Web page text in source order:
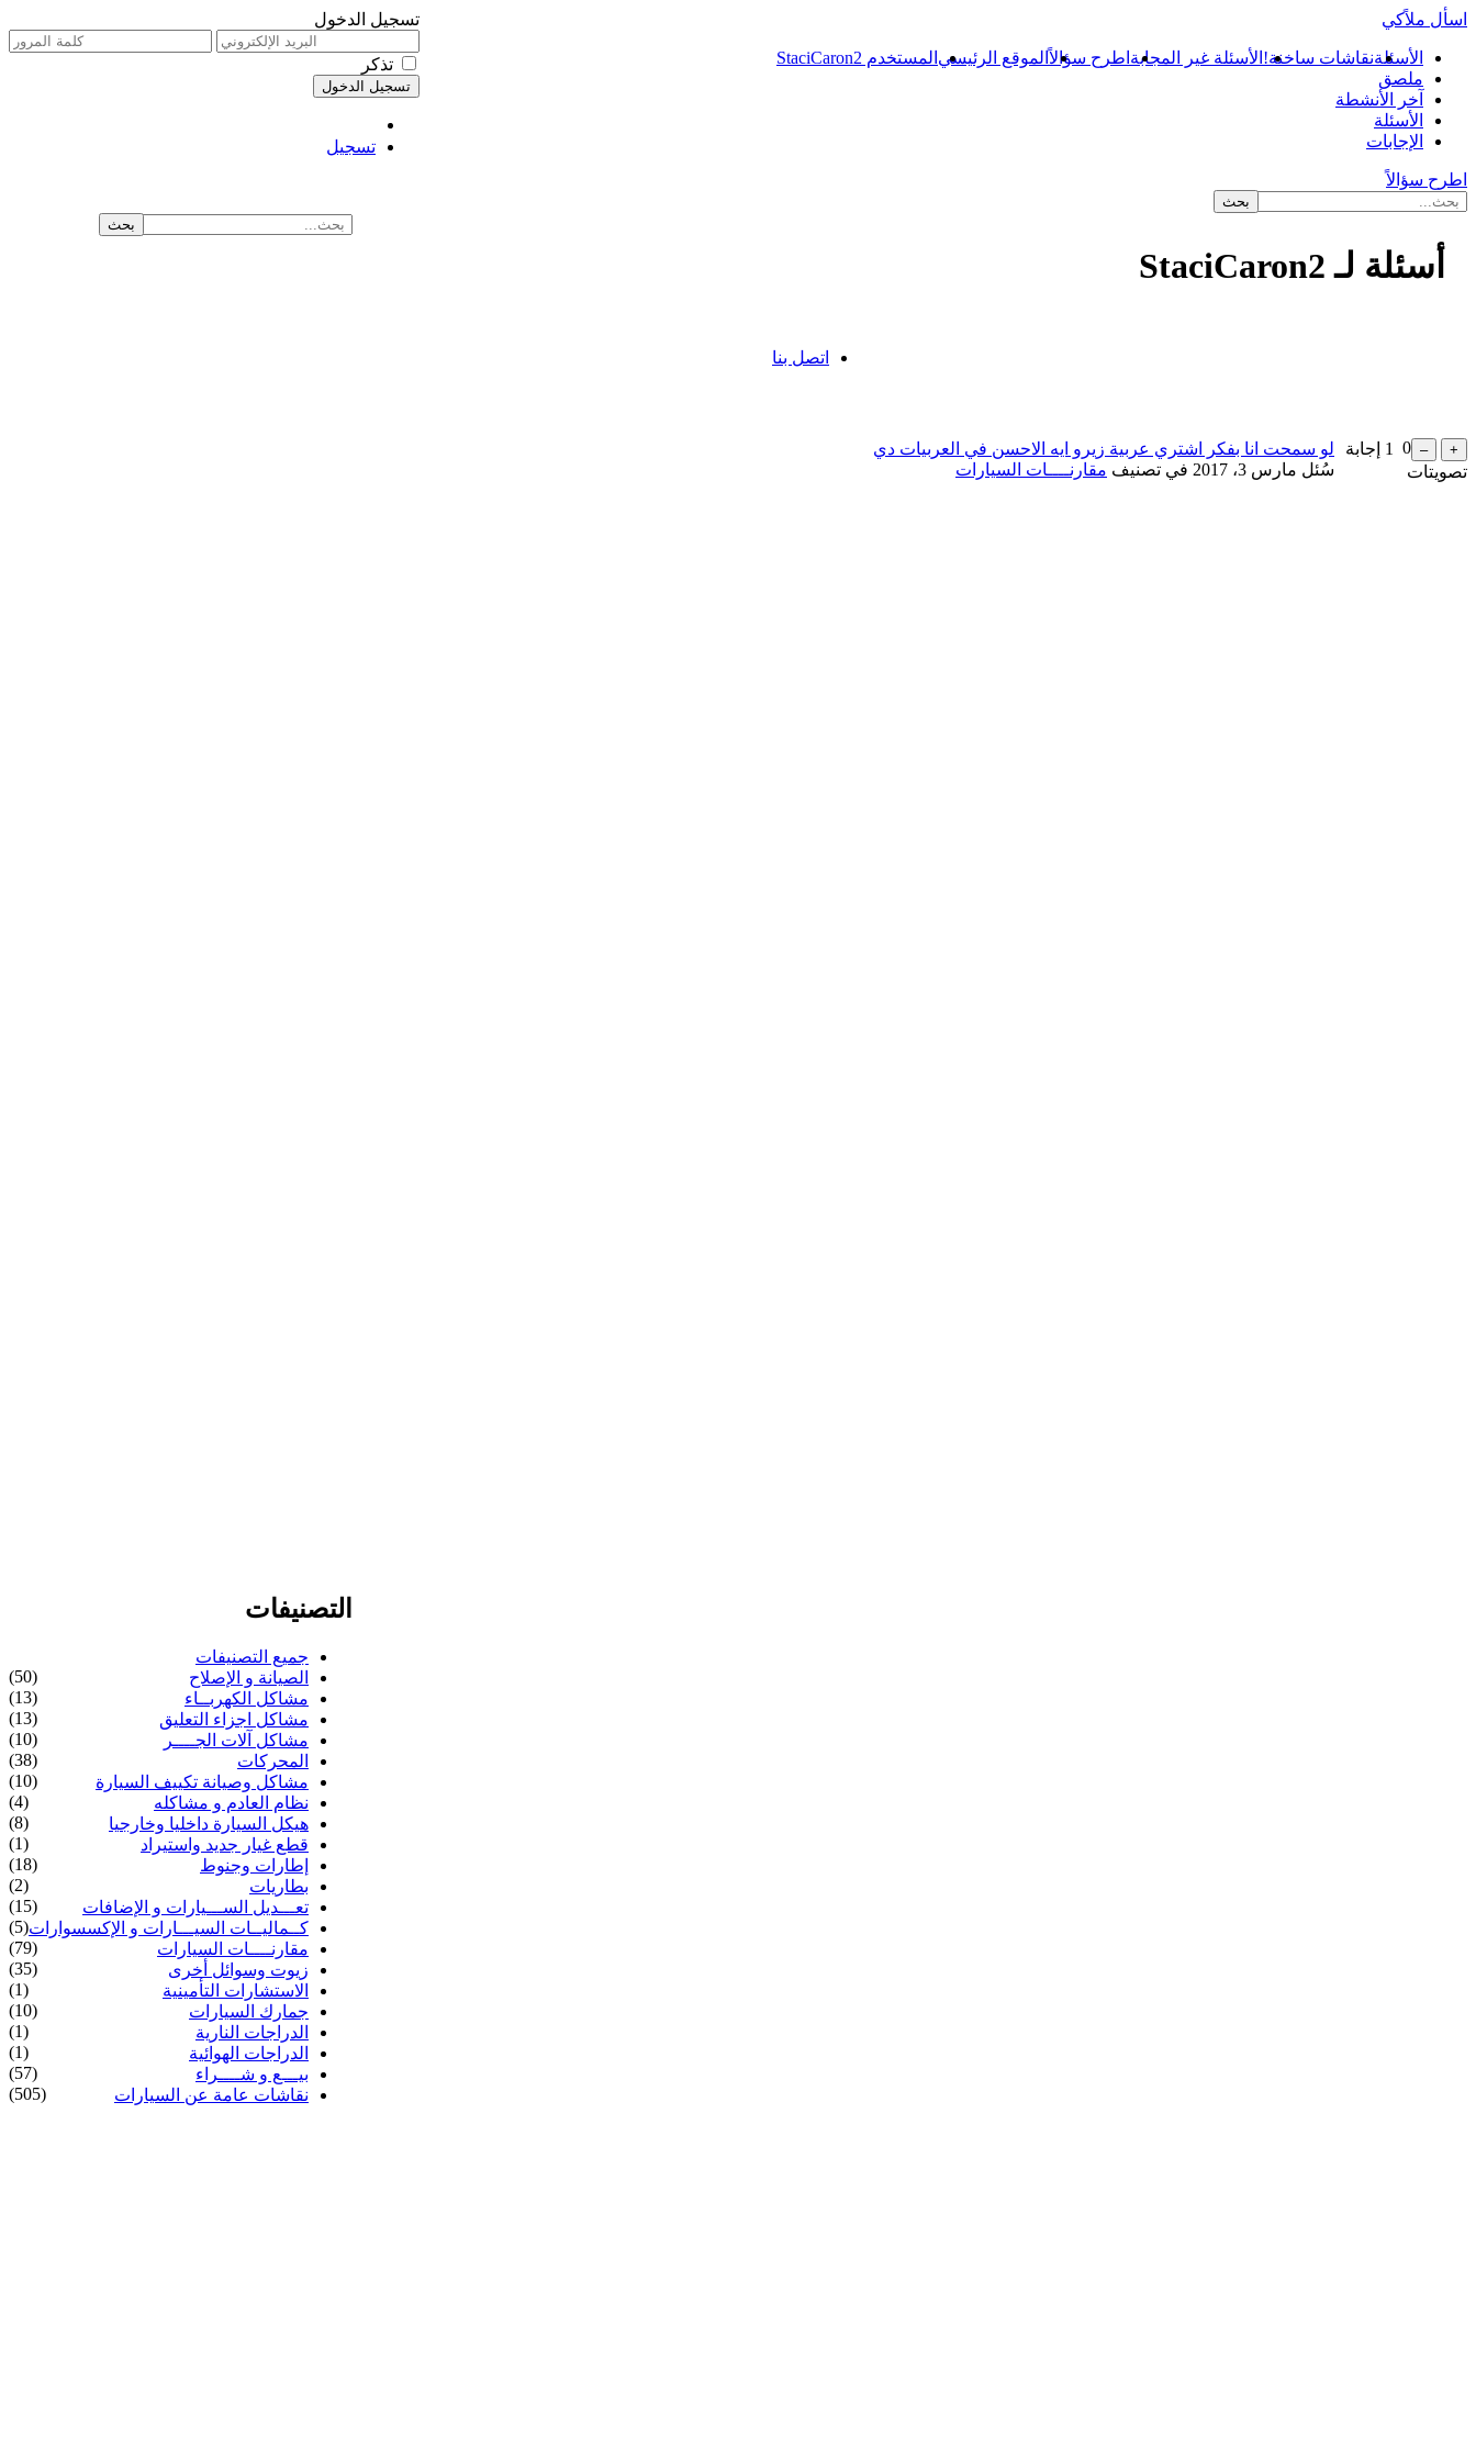
تسجيل الدخول
تذكر
تسجيل
اسأل ملاًكي
الأسئلةنقاشات ساخنة! الأسئلة غير المجابة اطرح سؤالاًالموقع الرئيسي المستخدم StaciCaron2
ملصق
آخر الأنشطة
الأسئلة
الإجابات
اطرح سؤالاً
أسئلة لـ StaciCaron2
0
تصويتات
1 إجابة
لو سمحت انا بفكر اشتري عربية زيرو ايه الاحسن في العربيات دي
سُئل مارس 3، 2017 في تصنيف مقارنــــات السيارات
التصنيفات
جميع التصنيفات
الصيانة و الإصلاح
(50)
مشاكل الكهربــاء
(13)
مشاكل اجزاء التعليق
(13)
مشاكل آلات الجــــر
(10)
المحركات
(38)
مشاكل وصيانة تكييف السيارة
(10)
نظام العادم و مشاكله
(4)
هيكل السيارة داخليا وخارجيا
(8)
قطع غيار جديد واستيراد
(1)
إطارات وجنوط
(18)
بطاريات
(2)
تعـــديل الســـيارات و الإضافات
(15)
كــماليــات السيـــارات و الإكسسوارات(5)
مقارنــــات السيارات
(79)
زيوت وسوائل أخرى
(35)
الاستشارات التأمينية
(1)
جمارك السيارات
(10)
الدراجات النارية
(1)
الدراجات الهوائية
(1)
بيـــع و شــــراء
(57)
نقاشات عامة عن السيارات
(505)
اتصل بنا